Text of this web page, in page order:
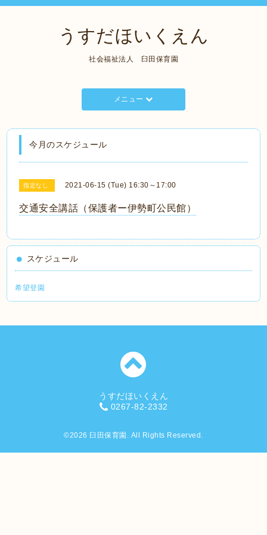
うすだほいくえん
社会福祉法人 臼田保育園
メニュー
今月のスケジュール
指定なし 2021-06-15 (Tue) 16:30～17:00
交通安全講話（保護者ー伊勢町公民館）
スケジュール
希望登園
うすだほいくえん
0267-82-2332
©2026 臼田保育園 . All Rights Reserved.